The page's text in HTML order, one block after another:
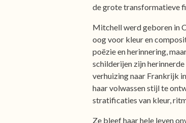
de grote transformatieve
Mitchell werd geboren in
oog voor kleur en
poëzie en herinnering,
schilderijen zijn
verhuizing naar Frankrijk
haar volwassen stijl te
stratificaties van kleur,
Ze bleef haar hele leven